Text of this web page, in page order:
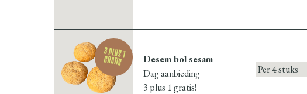
3 plus 1
gratis
Desem bol sesam
Dag aanbieding
3 plus 1 gratis!